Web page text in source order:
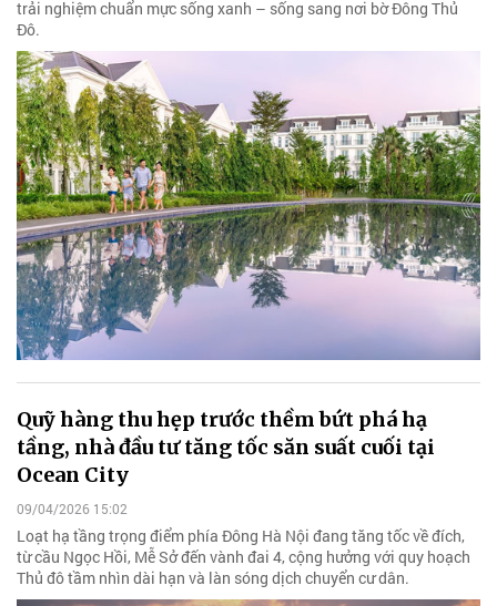
trải nghiệm chuẩn mực sống xanh – sống sang nơi bờ Đông Thủ
Đô.
Quỹ hàng thu hẹp trước thềm bứt phá hạ
tầng, nhà đầu tư tăng tốc săn suất cuối tại
Ocean City
09/04/2026 15:02
Loạt hạ tầng trọng điểm phía Đông Hà Nội đang tăng tốc về đích,
từ cầu Ngọc Hồi, Mễ Sở đến vành đai 4, cộng hưởng với quy hoạch
Thủ đô tầm nhìn dài hạn và làn sóng dịch chuyển cư dân.